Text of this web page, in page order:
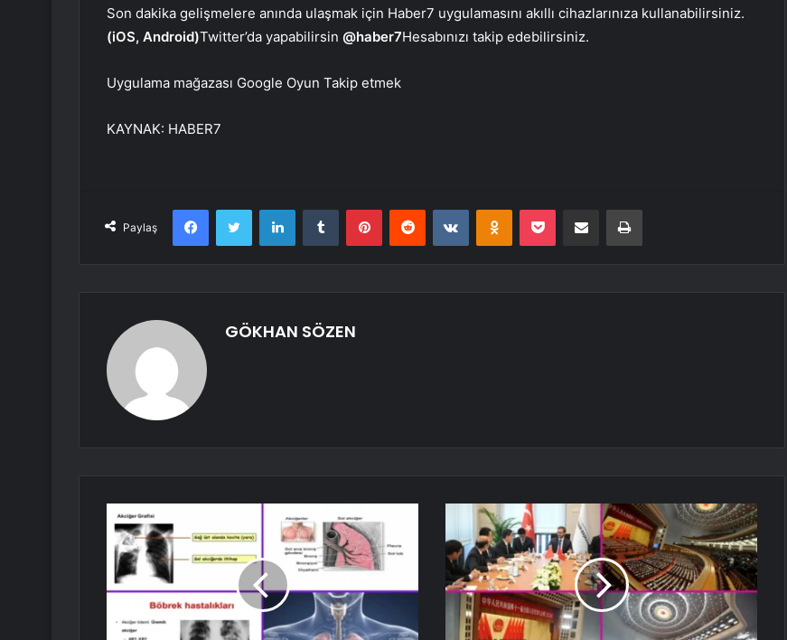
Son dakika gelişmelere anında ulaşmak için Haber7 uygulamasını akıllı cihazlarınıza kullanabilirsiniz.
(iOS, Android)Twitter’da yapabilirsin @haber7Hesabınızı takip edebilirsiniz.
Uygulama mağazası Google Oyun Takip etmek
KAYNAK: HABER7
Paylaş
FacebookTwitter LinkedInTumblr PinterestReddit VKontakteOdnoklassniki
Pocket E-Posta ile paylaş Yazdır
GÖKHAN SÖZEN